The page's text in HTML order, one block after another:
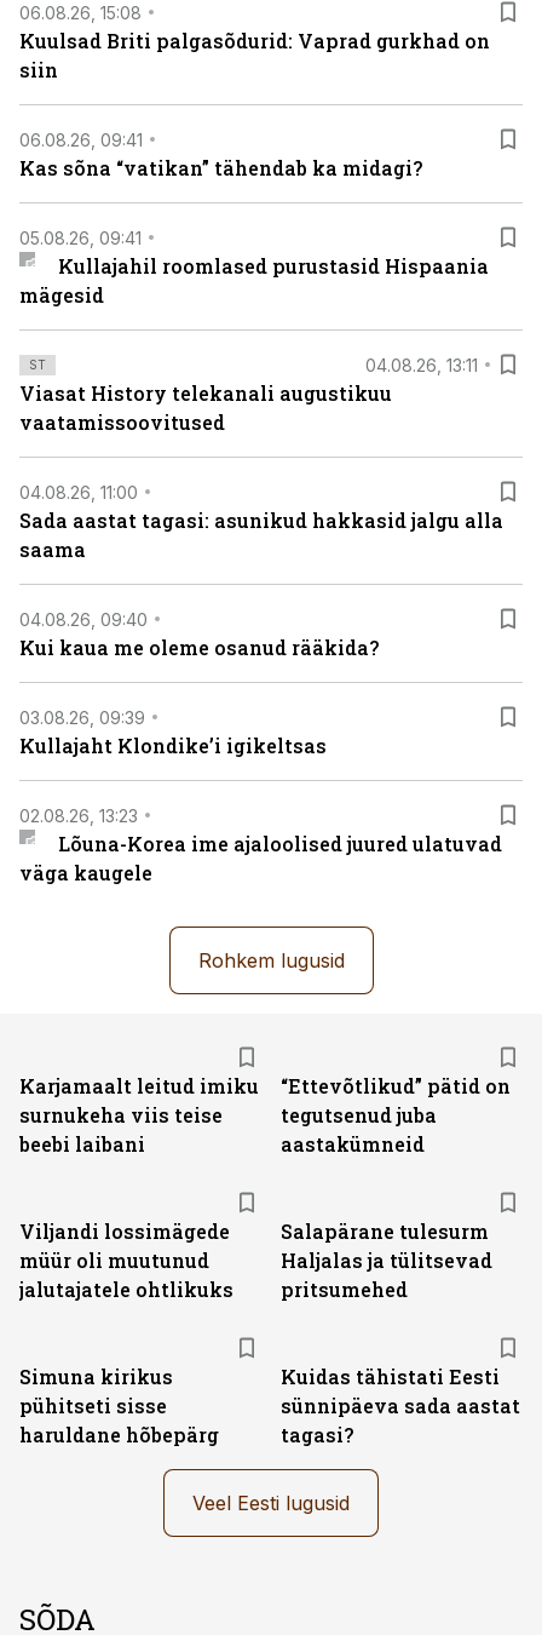
06.08.26, 15:08
Kuulsad Briti palgasõdurid: Vaprad gurkhad on
siin
06.08.26, 09:41
Kas sõna “vatikan” tähendab ka midagi?
05.08.26, 09:41
Kullajahil roomlased purustasid Hispaania
mägesid
ST 04.08.26, 13:11
Viasat History telekanali augustikuu
vaatamissoovitused
04.08.26, 11:00
Sada aastat tagasi: asunikud hakkasid jalgu alla
saama
04.08.26, 09:40
Kui kaua me oleme osanud rääkida?
03.08.26, 09:39
Kullajaht Klondike’i igikeltsas
02.08.26, 13:23
Lõuna-Korea ime ajaloolised juured ulatuvad
väga kaugele
Rohkem lugusid
Karjamaalt leitud imiku
surnukeha viis teise
beebi laibani
“Ettevõtlikud” pätid on
tegutsenud juba
aastakümneid
Viljandi lossimägede
müür oli muutunud
jalutajatele ohtlikuks
Salapärane tulesurm
Haljalas ja tülitsevad
pritsumehed
Simuna kirikus
pühitseti sisse
haruldane hõbepärg
Kuidas tähistati Eesti
sünnipäeva sada aastat
tagasi?
Veel Eesti lugusid
SÕDA